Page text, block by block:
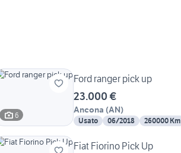
6
Ford ranger pick up
23.000 €
Ancona (AN)
Usato 06/2018 260000 Km
Fiat Fiorino Pick Up